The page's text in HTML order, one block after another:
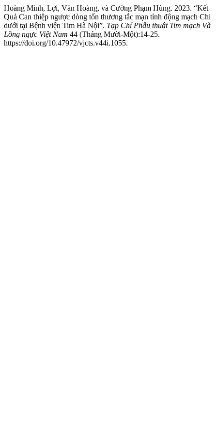
Hoàng Minh, Lợi, Văn Hoàng, và Cường Phạm Hùng. 2023. “Kết
Quả Can thiệp ngược dòng tổn thương tắc mạn tính động mạch Chi
dưới tại Bệnh viện Tim Hà Nội”. Tạp Chí Phẫu thuật Tim mạch Và
Lồng ngực Việt Nam 44 (Tháng Mười-Một):14-25.
https://doi.org/10.47972/vjcts.v44i.1055.